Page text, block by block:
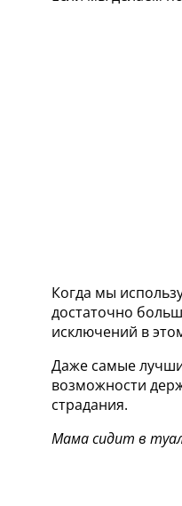
Когда мы
достаточно
исключений в
Даже самые
возможности
страдания.
Мама сидит в